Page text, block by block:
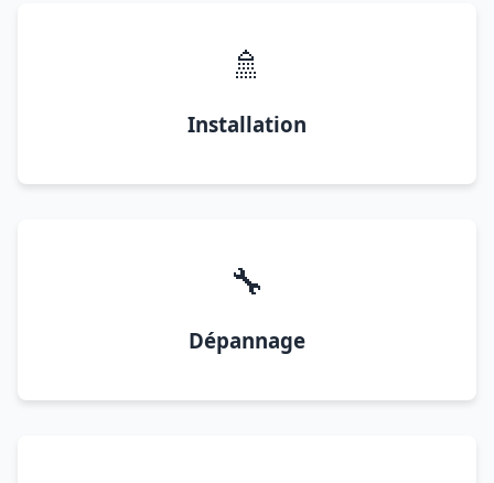
🚿
Installation
🔧
Dépannage